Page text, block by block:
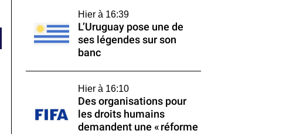
Hier à 16:39
L’Uruguay pose une de
ses légendes sur son
banc
Hier à 16:10
Des organisations pour
les droits humains
demandent une « réforme